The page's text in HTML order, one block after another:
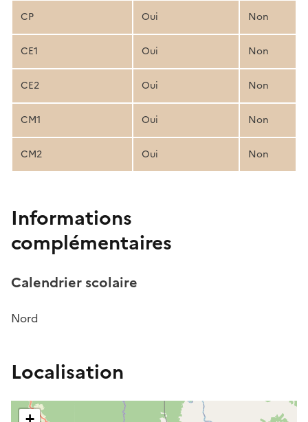
CP Oui Non
CE1 Oui Non
CE2 Oui Non
CM1 Oui Non
CM2 Oui Non
Informations
complémentaires
Calendrier scolaire
Nord
Localisation
+